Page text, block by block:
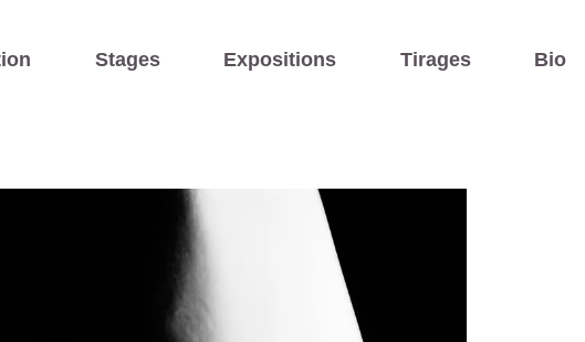
Stages Expositions Tirages Bio